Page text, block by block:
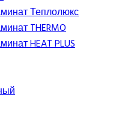
Теплолюкс
THERMO
HEAT PLUS